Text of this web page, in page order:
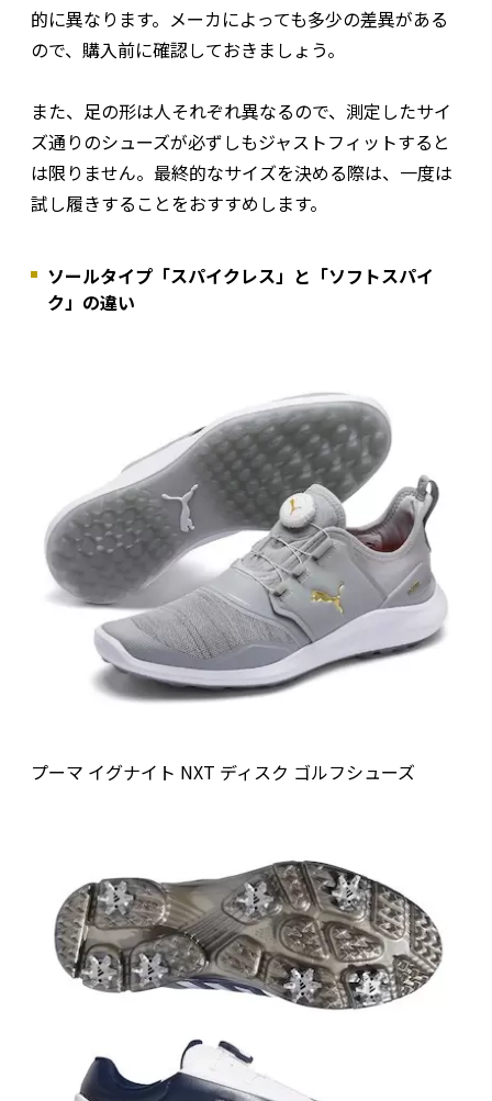
的に異なります。メーカによっても多少の差異がある
ので、購入前に確認しておきましょう。
また、足の形は人それぞれ異なるので、測定したサイ
ズ通りのシューズが必ずしもジャストフィットすると
は限りません。最終的なサイズを決める際は、一度は
試し履きすることをおすすめします。
ソールタイプ「スパイクレス」と「ソフトスパイ
ク」の違い
プーマ イグナイト NXT ディスク ゴルフシューズ